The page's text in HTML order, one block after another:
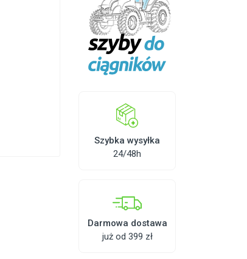
Szybka wysyłka
24/48h
Darmowa dostawa
już od 399 zł